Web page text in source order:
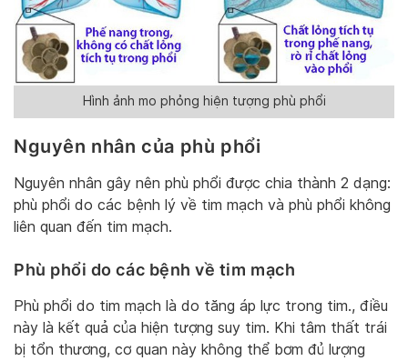
Hình ảnh mo phỏng hiện tượng phù phổi
Nguyên nhân của phù phổi
Nguyên nhân gây nên phù phổi được chia thành 2 dạng:
phù phổi do các bệnh lý về tim mạch và phù phổi không
liên quan đến tim mạch.
Phù phổi do các bệnh về tim mạch
Phù phổi do tim mạch là do tăng áp lực trong tim., điều
này là kết quả của hiện tượng suy tim. Khi tâm thất trái
bị tổn thương, cơ quan này không thể bơm đủ lượng